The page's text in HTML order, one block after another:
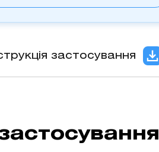
застосування